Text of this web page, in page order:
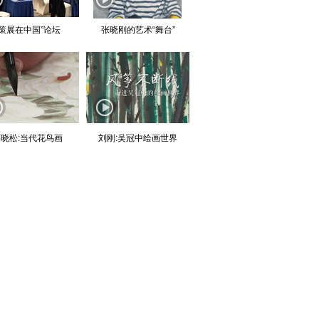
展在中国”论坛 张晓刚的艺术“舞台”
松:当代花鸟画 刘刚:吴冠中绘画世界